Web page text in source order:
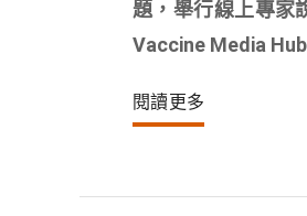
題，舉行線上專家
Vaccine Media
閱讀更多